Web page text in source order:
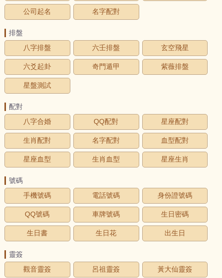
公司起名 名字配對
排盤
八字排盤
六壬排盤 玄空飛星
六爻起卦 奇門遁甲 紫薇排盤
星盤測試
配對
八字合婚
QQ配對 星座配對
生肖配對 名字配對 血型配對
星座血型 生肖血型 星座生肖
號碼
手機號碼
電話號碼 身份證號碼
QQ號碼 車牌號碼 生日密碼
生日書 生日花 出生日
靈簽
觀音靈簽
呂祖靈簽 黃大仙靈簽